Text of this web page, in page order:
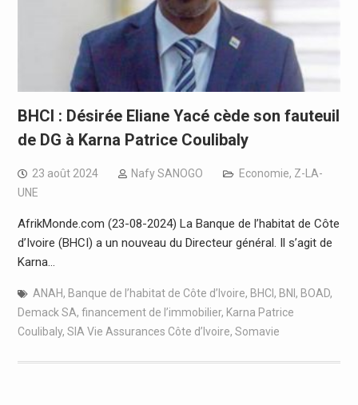
BHCI : Désirée Eliane Yacé cède son fauteuil
de DG à Karna Patrice Coulibaly
23 août 2024 Nafy SANOGO Economie, Z-LA-
UNE
AfrikMonde.com (23-08-2024) La Banque de l’habitat de Côte
d’Ivoire (BHCI) a un nouveau du Directeur général. Il s’agit de
Karna…
ANAH, Banque de l’habitat de Côte d’Ivoire, BHCI , BNI , BOAD,
Demack SA, financement de l’immobilier, Karna Patrice
Coulibaly, SIA Vie Assurances Côte d’Ivoire, Somavie